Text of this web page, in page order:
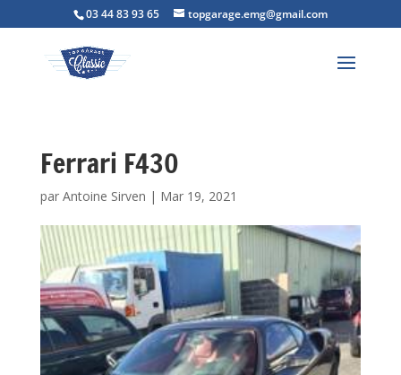
03 44 83 93 65 topgarage.emg@gmail.com
Ferrari F430
par Antoine Sirven | Mar 19, 2021